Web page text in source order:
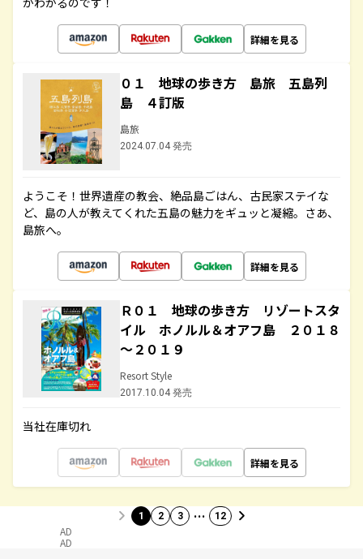
詳細を見る
０１ 地球の歩き方 島旅 五島列
島 ４訂版
島旅
2024.07.04 発売
ようこそ！世界遺産の教会、絶品島ごはん、古民家ステイな
ど、島の人が教えてくれた五島の魅力をギュッと凝縮。さあ、
島旅へ。
詳細を見る
Ｒ０１ 地球の歩き方 リゾートスタ
イル ホノルル＆オアフ島 ２０１８
～２０１９
Resort Style
2017.10.04 発売
当社在庫切れ
詳細を見る
1 2 3 … 12
AD
AD